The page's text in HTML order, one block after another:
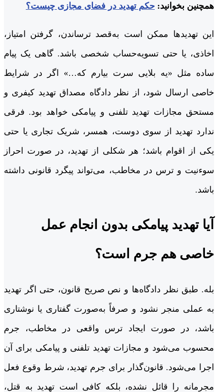
همچنین بخوانید: حکم تهدید در فضای مجازی چیست؟
این تهدیدها ممکن است به‌قصد ترساندن، گرفتن امتیاز،
اخاذی، یا حتی تسویه‌حساب شخصی باشد. گاهی یک پیام
ساده مثل «یه بلایی سرت بیارم که…» اگر در شرایط
خاصی ارسال شود، از نظر دادگاه مصداق تهدید کیفری و
مستحق مجازات تهدید تلفنی و پیامکی خواهد بود. فرقی
ندارد تهدید از سوی دوست، همسر، شریک تجاری یا حتی
یکی از اقوام باشد؛ هر شکلی از تهدید، در صورت احراز
سوءنیت و ترس در مخاطب، می‌تواند پیگرد قانونی داشته
باشد.
آیا تهدید پیامکی بدون انجام عمل
خاصی هم جرم است؟
بله. طبق نظر دادگاه‌ها و نص صریح قانون، حتی اگر تهدید
به عملی منجر نشود و صرفاً به‌صورت گفتاری یا نوشتاری
باشد، در صورت ایجاد ترس واقعی در مخاطب، جرم
محسوب می‌شود و مجازات تهدید تلفنی و پیامکی برای آن
اجرا می‌شود. قانون‌گذار برای جرم تهدید، شرط وقوع فعل
مجرمانه را قائل نشده، بلکه کافی است تهدید به قتل،